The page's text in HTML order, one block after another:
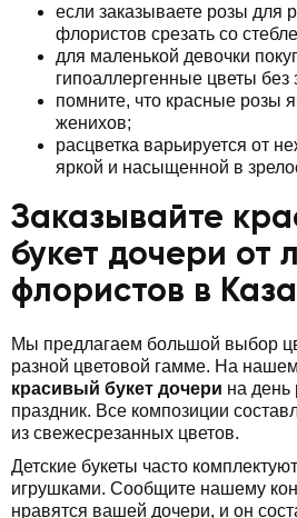
если заказываете розы для
флористов срезать со
для маленькой девочки
гипоаллергенные цветы без
помните, что красные розы
женихов;
расцветка варьируется от
яркой и насыщенной в
Заказывайте
букет дочери от
флористов в
Мы предлагаем большой выбор
разной цветовой гамме. На
красивый букет дочери на день
праздник. Все композиции
из свежесрезанных цветов.
Детские букеты часто
игрушками. Сообщите нашему
нравятся вашей дочери, и он